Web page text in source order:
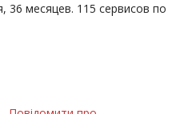
36 месяцев. 115 сервисов по